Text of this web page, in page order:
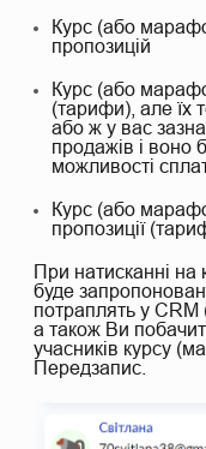
Курс (або
пропозицій
Курс (або
(тарифи), але їх
або ж у вас
продажів і воно
можливості
Курс (або
пропозиції
При натисканні на
буде
потраплять у CRM
а також Ви
учасників курсу
Передзапис.